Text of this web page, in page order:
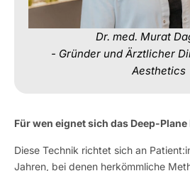
Dr. med. Murat
- Gründer und Ärztlicher
Aesthetics
Für wen eignet sich das Deep-Plane
Diese Technik richtet sich an
Jahren, bei denen herkömmliche